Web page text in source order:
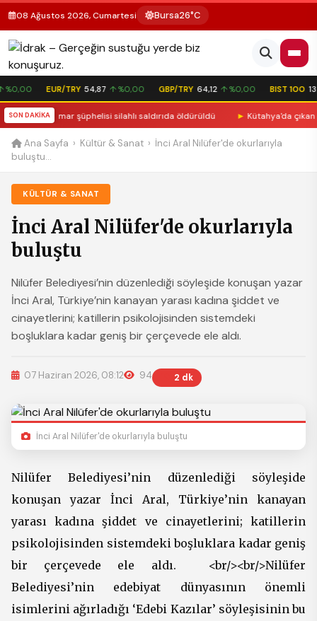
08 Ağustos 2026, Cumartesi Bursa26°C
EUR/TRY 54,87 ↑ %0,00 GBP/TRY 64,12 ↑ %0,00 BIST 100
SON DAKİKA
istismar şüphelisi silahlı saldırıda öldürüldü Kütahya'da çıkan
Ana Sayfa › Kültür & Sanat › İnci Aral Nilüfer'de okurlarıyla
buluştu...
KÜLTÜR & SANAT
İnci Aral Nilüfer'de okurlarıyla
buluştu
Nilüfer Belediyesi’nin düzenlediği söyleşide konuşan yazar
İnci Aral, Türkiye’nin kanayan yarası kadına şiddet ve
cinayetlerini; katillerin psikolojisinden sistemdeki
boşluklara kadar geniş bir çerçevede ele aldı.
07 Haziran 2026, 08:12 94 2 dk
İnci Aral Nilüfer'de okurlarıyla buluştu
Nilüfer Belediyesi’nin düzenlediği söyleşide
konuşan yazar İnci Aral, Türkiye’nin kanayan
yarası kadına şiddet ve cinayetlerini; katillerin
psikolojisinden sistemdeki boşluklara kadar geniş
bir çerçevede ele aldı. <br/><br/>Nilüfer
Belediyesi’nin edebiyat dünyasının önemli
isimlerini ağırladığı ‘Edebi Kazılar’ söyleşisinin bu